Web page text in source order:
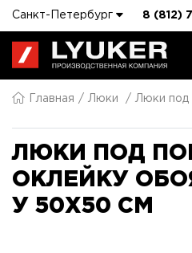
Санкт-Петербург 8 (812)
Главная Люки Люки под
ЛЮКИ ПОД
ОКЛЕЙКУ
У 50X50 СМ